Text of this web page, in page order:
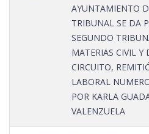
AYUNTAMIENTO
TRIBUNAL SE DA
SEGUNDO
MATERIAS CIVIL Y
CIRCUITO,
LABORAL
POR KARLA
VALENZUELA